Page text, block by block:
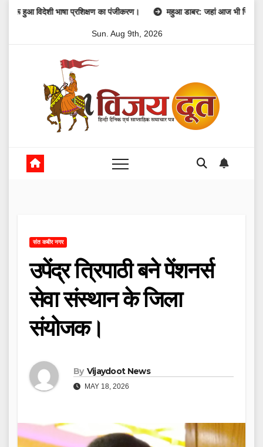
Skipभाषा प्रशिक्षण का पंजीकरण। महुआ डाबर: जहां आज भी जिंदा है 1857 की
Sun. Aug 9th, 2026
संत कबीर नगर
उपेंद्र त्रिपाठी बने पेंशनर्स
सेवा संस्थान के जिला
संयोजक।
By Vijaydoot News
MAY 18, 2026